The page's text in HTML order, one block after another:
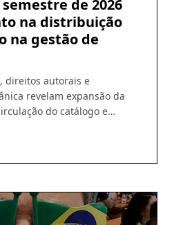
semestre de 2026
na distribuição
na gestão de
direitos autorais e
revelam expansão da
do catálogo e
ajudam a revelar um